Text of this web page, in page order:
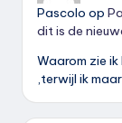
Pascolo op
dit is de
Waarom zie
,terwijl ik